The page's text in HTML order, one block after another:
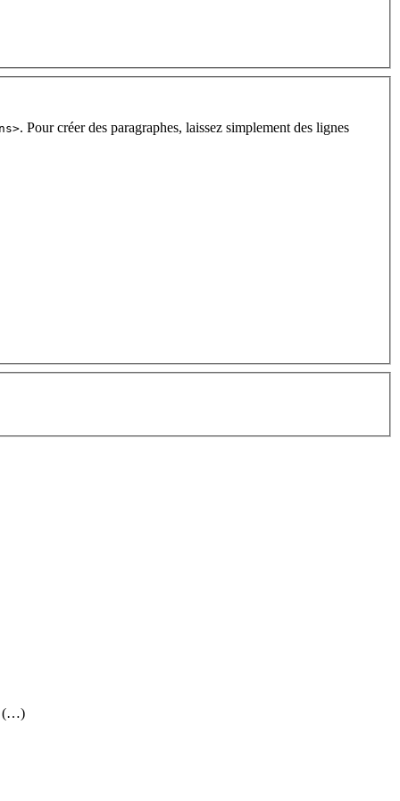
. Pour créer des paragraphes, laissez simplement des lignes
(…)